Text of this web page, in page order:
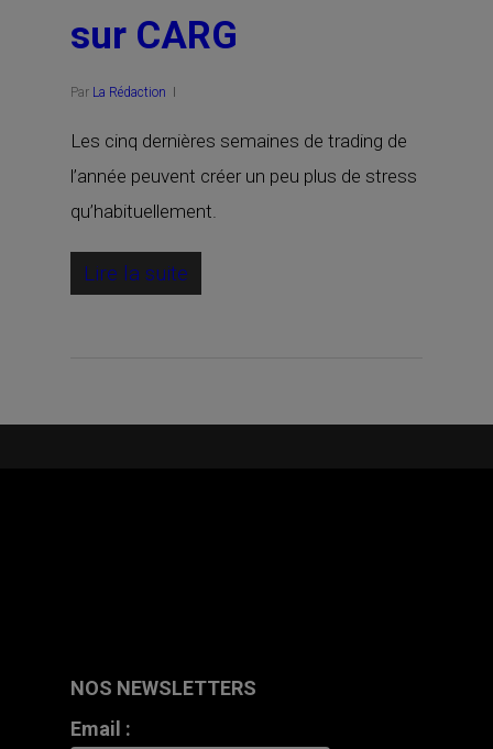
sur CARG
Par La Rédaction
Les cinq dernières semaines de trading de
l’année peuvent créer un peu plus de stress
qu’habituellement.
Lire la suite
NOS NEWSLETTERS
Email :